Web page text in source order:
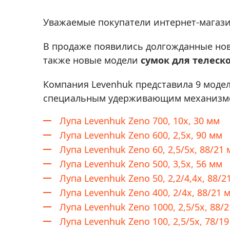
Прицелы
Метеостанции, барометры, часы
Оптика для детей Levenhuk LabZZ
Астропланетарии
Подарки
Хиты продаж
Акции
ценам
Уважаемые покупатели интернет-
В продаже появились долгожданные
также новые модели сумок для
Компания Levenhuk представила 9
специальным удерживающим
Лупа Levenhuk Zeno 700, 10x, 30 мм
Лупа Levenhuk Zeno 600, 2,5x, 90 мм
Лупа Levenhuk Zeno 60, 2,5/5x, 88/21
Лупа Levenhuk Zeno 500, 3,5x, 56 мм
Лупа Levenhuk Zeno 50, 2,2/4,4x, 88/
Лупа Levenhuk Zeno 400, 2/4x, 88/21
Лупа Levenhuk Zeno 1000, 2,5/5x, 88/
Лупа Levenhuk Zeno 100, 2,5/5x, 78/